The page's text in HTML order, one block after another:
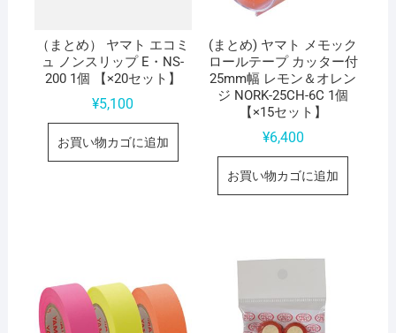
（まとめ） ヤマト エコミ
ュ ノンスリップ E・NS-
200 1個 【×20セット】
¥5,100
お買い物カゴに追加
(まとめ) ヤマト メモック
ロールテープ カッター付
25mm幅 レモン＆オレン
ジ NORK-25CH-6C 1個
【×15セット】
¥6,400
お買い物カゴに追加